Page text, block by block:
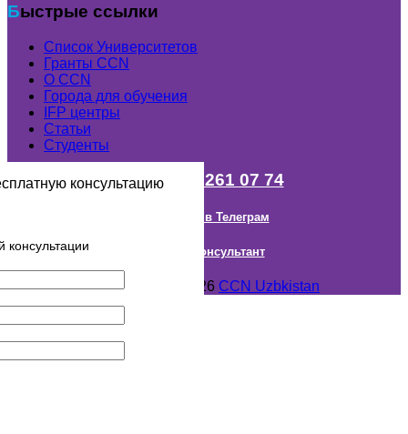
Быстрые ссылки
Список Университетов
Гранты ССN
О ССN
Города для обучения
IFP центры
Статьи
Студенты
+998 (98) 261 07 74
Наш канал в Телеграм
Онлайн Консультант
Авторское право © 2018- 2026 CCN Uzbkistan
консультацию
консультации